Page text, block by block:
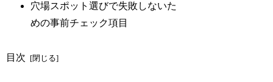
穴場スポット選びで失敗しないた
めの事前チェック項目
目次